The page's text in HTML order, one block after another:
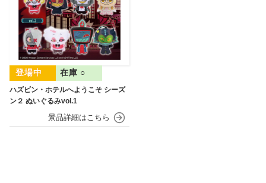
ハズビン・ホテルへようこそ シーズ
ン２ ぬいぐるみvol.1
在庫 ○